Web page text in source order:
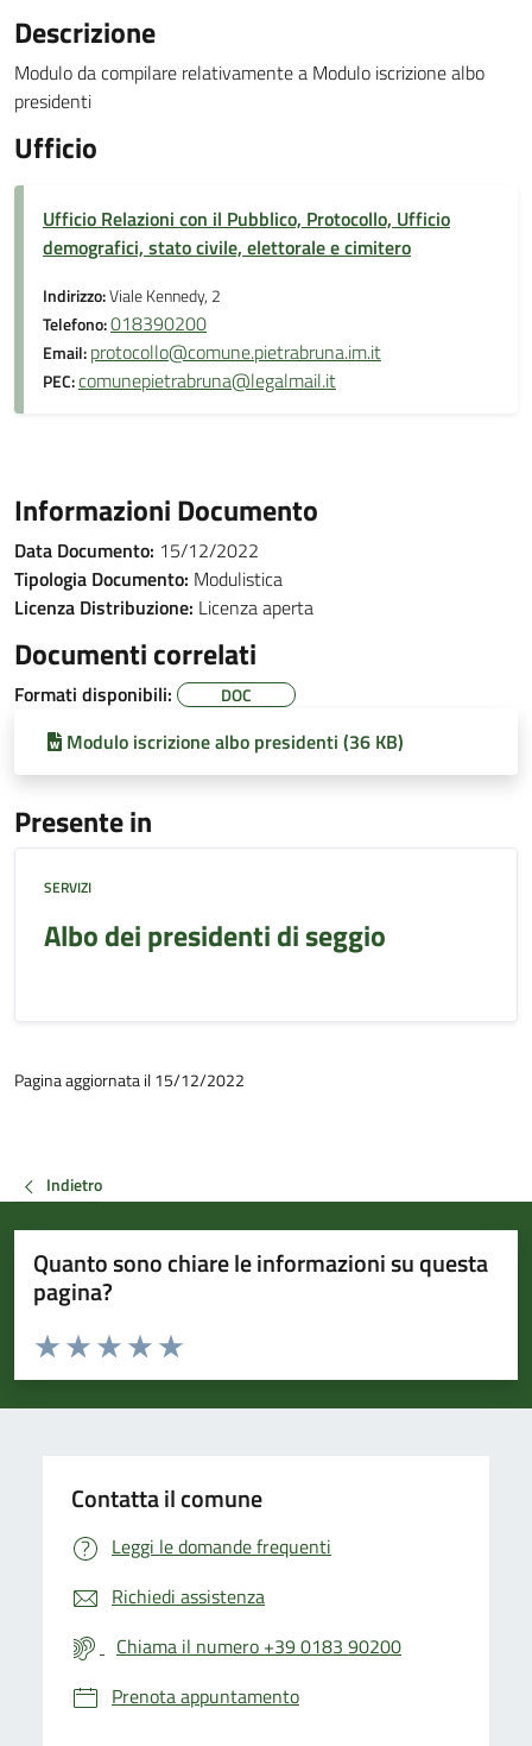
Descrizione
Modulo da compilare relativamente a Modulo iscrizione albo
presidenti
Ufficio
Ufficio Relazioni con il Pubblico, Protocollo, Ufficio
demografici, stato civile, elettorale e cimitero
Indirizzo:Viale Kennedy, 2
Telefono:018390200
Email:protocollo@comune.pietrabruna.im.it
PEC:comunepietrabruna@legalmail.it
Informazioni Documento
Data Documento: 15/12/2022
Tipologia Documento: Modulistica
Licenza Distribuzione: Licenza aperta
Documenti correlati
Formati disponibili: DOC
Modulo iscrizione albo presidenti (36 KB)
Presente in
SERVIZI
Albo dei presidenti di seggio
Pagina aggiornata il 15/12/2022
Indietro
Quanto sono chiare le informazioni su questa
pagina?
Valuta da 1 a 5 stelle la pagina
Valuta 5 stelle su 5
Valuta 4 stelle su 5
Valuta 3 stelle su 5
Valuta 2 stelle su 5
Valuta 1 stelle su 5
Contatta il comune
Leggi le domande frequenti
Richiedi assistenza
Chiama il numero +39 0183 90200
Prenota appuntamento